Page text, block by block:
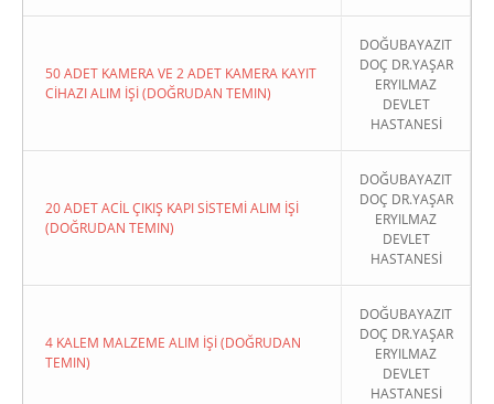
50 ADET KAMERA VE 2 ADET KAMERA KAYIT
CİHAZI ALIM İŞİ (DOĞRUDAN TEMIN)
DOĞUBAYAZIT
DOÇ DR.YAŞAR
ERYILMAZ
DEVLET
HASTANESİ
20 ADET ACİL ÇIKIŞ KAPI SİSTEMİ ALIM İŞİ
(DOĞRUDAN TEMIN)
DOĞUBAYAZIT
DOÇ DR.YAŞAR
ERYILMAZ
DEVLET
HASTANESİ
4 KALEM MALZEME ALIM İŞİ (DOĞRUDAN
TEMIN)
DOĞUBAYAZIT
DOÇ DR.YAŞAR
ERYILMAZ
DEVLET
HASTANESİ